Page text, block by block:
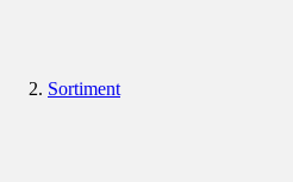
Sortiment